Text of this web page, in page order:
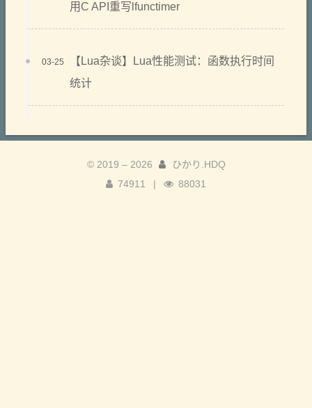
用C API重写lfunctimer
【Lua杂谈】Lua性能测试：函数执行时间
统计
03-25
© 2019 – 2026
ひかり.HDQ
74911
| 88031